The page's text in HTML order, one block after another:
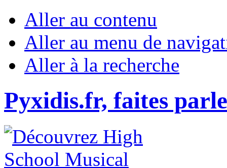
Aller au contenu
Aller au menu de
Aller à la recherche
Pyxidis.fr, faites